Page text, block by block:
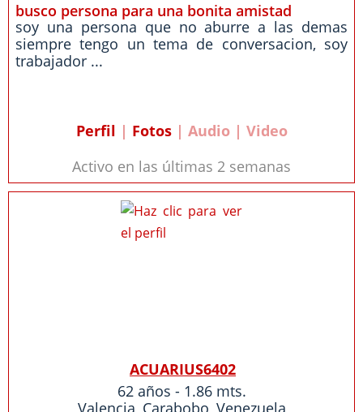
busco persona para una bonita amistad
soy una persona que no aburre a las demas
siempre tengo un tema de conversacion, soy
trabajador ...
Perfil | Fotos| Audio | Video
Activo en las últimas 2 semanas
ACUARIUS6402
62 años - 1.86 mts.
Valencia Carabobo Venezuela